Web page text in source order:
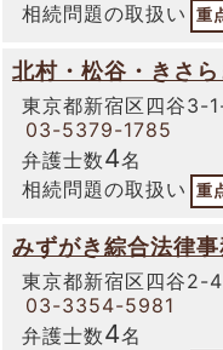
相続問題の取扱い
重
北村・松谷・きさ
東京都新宿区四谷3-
03-5379-1785
弁護士数4名
相続問題の取扱い
重
みずがき綜合法律
東京都新宿区四谷2-
03-3354-5981
弁護士数4名